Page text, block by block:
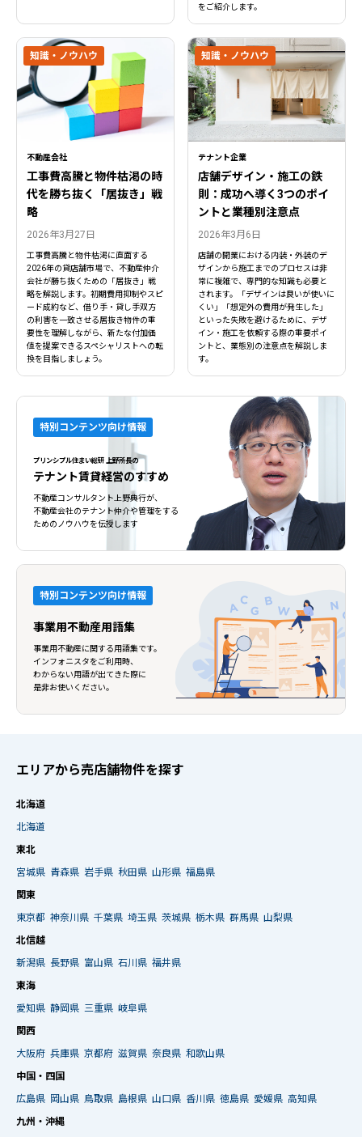
をご紹介します。
不動産会社
工事費高騰と物件枯渇の時
代を勝ち抜く「居抜き」戦
略
2026年3月27日
工事費高騰と物件枯渇に直面する
2026年の貸店舗市場で、不動産仲介
会社が勝ち抜くための「居抜き」戦
略を解説します。初期費用抑制やスピ
ード成約など、借り手・貸し手双方
の利害を一致させる居抜き物件の重
要性を理解しながら、新たな付加価
値を提案できるスペシャリストへの転
換を目指しましょう。
知識・ノウハウ
テナント企業
店舗デザイン・施工の鉄
則：成功へ導く3つのポイ
ントと業種別注意点
2026年3月6日
店舗の開業における内装・外装のデ
ザインから施工までのプロセスは非
常に複雑で、専門的な知識も必要と
されます。「デザインは良いが使いに
くい」「想定外の費用が発生した」
といった失敗を避けるために、デザ
イン・施工を依頼する際の重要ポイ
ントと、業態別の注意点を解説しま
す。
知識・ノウハウ
特別コンテンツ向け情報
プリンシプル住まい総研 上野所長の
テナント賃貸経営のすすめ
不動産コンサルタント上野典行が、
不動産会社のテナント仲介や管理をする
ためのノウハウを伝授します
特別コンテンツ向け情報
事業用不動産用語集
事業用不動産に関する用語集です。
インフォニスタをご利用時、
わからない用語が出てきた際に
是非お使いください。
エリアから売店舗物件を探す
北海道
北海道
東北
宮城県 青森県 岩手県 秋田県 山形県 福島県
関東
東京都 神奈川県 千葉県 埼玉県 茨城県 栃木県 群馬県 山梨県
北信越
新潟県 長野県 富山県 石川県 福井県
東海
愛知県 静岡県 三重県 岐阜県
関西
大阪府 兵庫県 京都府 滋賀県 奈良県 和歌山県
中国・四国
広島県 岡山県 鳥取県 島根県 山口県 香川県 徳島県 愛媛県 高知県
九州・沖縄